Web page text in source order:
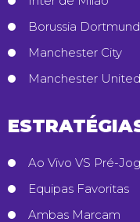
Borussia Dortmund
Manchester City
Manchester United
Ao Vivo VS Pré-
Equipas Favoritas
Ambas Marcam